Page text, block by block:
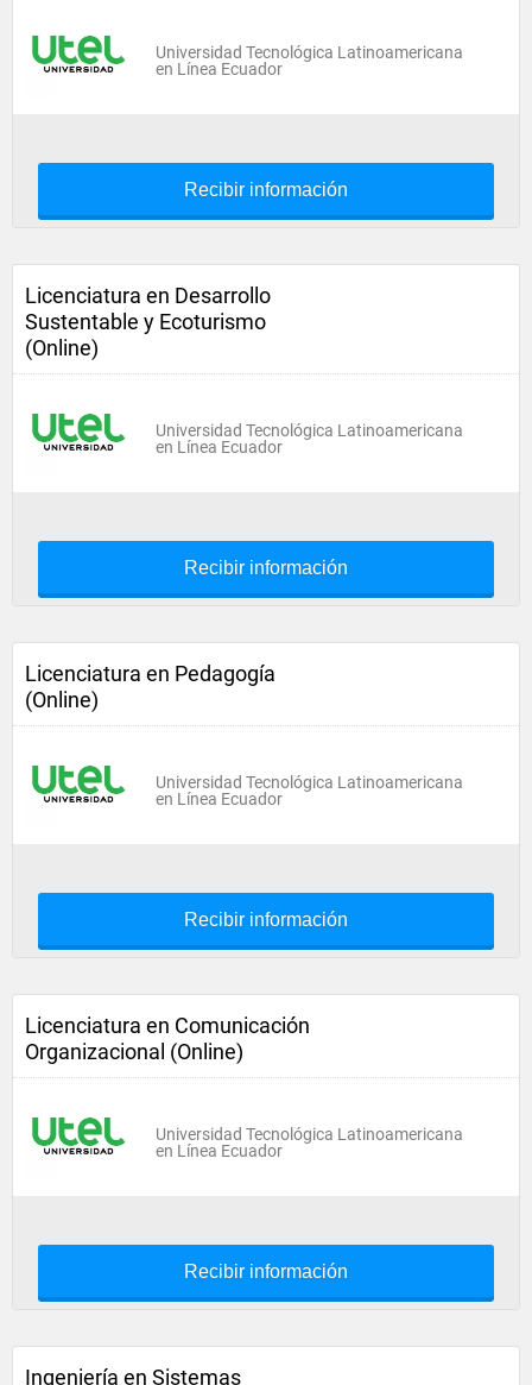
Universidad Tecnológica Latinoamericana
en Línea Ecuador
Recibir información
Licenciatura en Desarrollo
Sustentable y Ecoturismo
(Online)
Universidad Tecnológica Latinoamericana
en Línea Ecuador
Recibir información
Licenciatura en Pedagogía
(Online)
Universidad Tecnológica Latinoamericana
en Línea Ecuador
Recibir información
Licenciatura en Comunicación
Organizacional (Online)
Universidad Tecnológica Latinoamericana
en Línea Ecuador
Recibir información
Ingeniería en Sistemas